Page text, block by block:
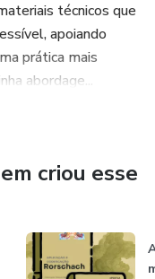
técnicos que
apoiando
prática mais
abordage...
criou esse